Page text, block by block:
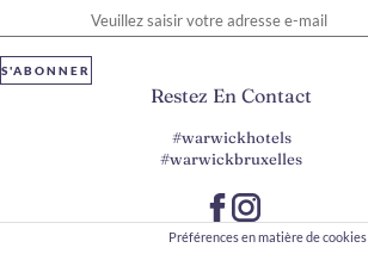
S'ABONNER
Restez En Contact
#warwickhotels
#warwickbruxelles
Préférences en matière de cookies